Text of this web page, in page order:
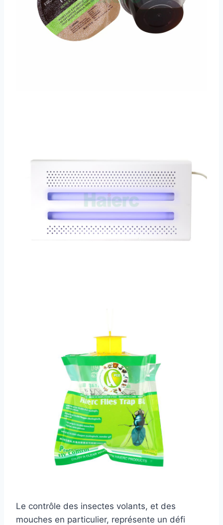
Le contrôle des insectes volants, et des
mouches en particulier, représente un défi